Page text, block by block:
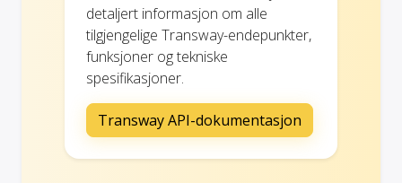
detaljert informasjon om alle
tilgjengelige Transway-endepunkter,
funksjoner og tekniske
spesifikasjoner.
Transway API-dokumentasjon